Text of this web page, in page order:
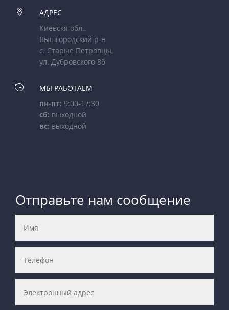

АДРЕС
Киевскя обл.,
Вышгородский р-н
с. Старые Петровцы,
ул. Дубровского 8б

МЫ РАБОТАЕМ
пн-пт: 9:00-17:30
сб: выходной
вс: выходной
Отправьте нам сообщение